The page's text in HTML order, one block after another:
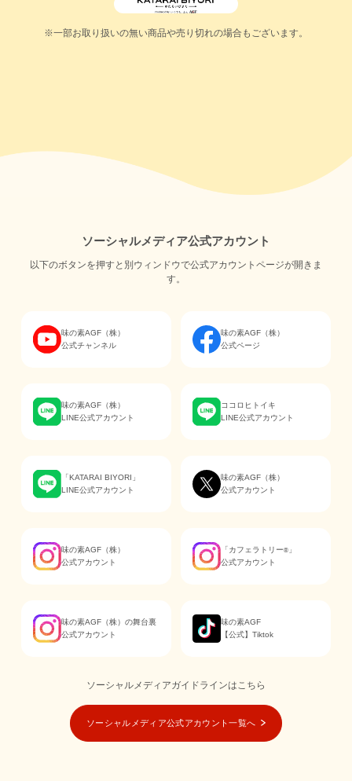
※一部お取り扱いの無い商品や売り切れの場合もございます。
ソーシャルメディア公式アカウント
以下のボタンを押すと別ウィンドウで公式アカウントページが開きま
す。
味の素AGF（株）
公式チャンネル
味の素AGF（株）
公式ページ
味の素AGF（株）
LINE公式アカウント
ココロヒトイキ
LINE公式アカウント
「KATARAI BIYORI」
LINE公式アカウント
味の素AGF（株）
公式アカウント
味の素AGF（株）
公式アカウント
「カフェラトリー® 」
公式アカウント
味の素AGF（株）の舞台裏
公式アカウント
味の素AGF
【公式】Tiktok
ソーシャルメディアガイドラインはこちら
ソーシャルメディア公式アカウント一覧へ